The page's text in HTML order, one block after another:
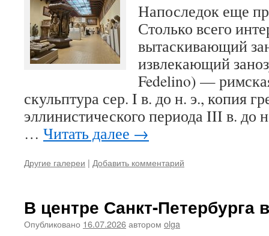
Напоследок еще
Столько всего
вытаскивающий
извлекающий
Fedelino) —
скульптура сер. I в. до н. э., копия
эллинистического периода III в. до
… Читать далее →
Другие галереи | Добавить комментарий
В центре Санкт-Петербурга
Опубликовано 16.07.2026автором olga